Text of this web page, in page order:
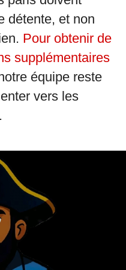
détente, et non
Pour obtenir de
supplémentaires
équipe reste
vers les